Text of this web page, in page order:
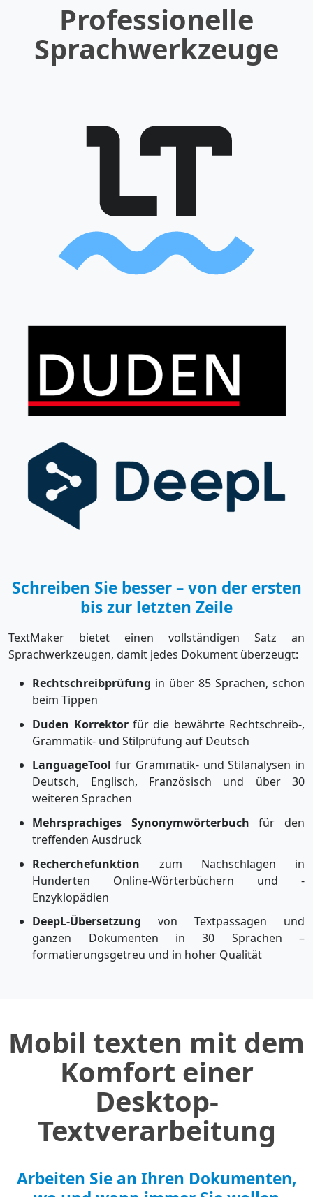
Professionelle
Sprachwerkzeuge
Schreiben Sie besser – von der ersten
bis zur letzten Zeile
TextMaker bietet einen vollständigen Satz an
Sprachwerkzeugen, damit jedes Dokument überzeugt:
Rechtschreibprüfung in über 85 Sprachen, schon
beim Tippen
Duden Korrektorfür die bewährte Rechtschreib-,
Grammatik- und Stilprüfung auf Deutsch
LanguageTool für Grammatik- und Stilanalysen in
Deutsch, Englisch, Französisch und über 30
weiteren Sprachen
Mehrsprachiges Synonymwörterbuch für den
treffenden Ausdruck
Recherchefunktion zum Nachschlagen in
Hunderten Online-Wörterbüchern und -
Enzyklopädien
DeepL-Übersetzung von Textpassagen und
ganzen Dokumenten in 30 Sprachen –
formatierungsgetreu und in hoher Qualität
Mobil texten mit dem
Komfort einer
Desktop-
Textverarbeitung
Arbeiten Sie an Ihren Dokumenten,